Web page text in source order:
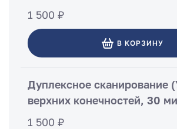
1 500 ₽
В КОРЗИНУ
Дуплексное сканирование
верхних конечностей, 30
1 500 ₽